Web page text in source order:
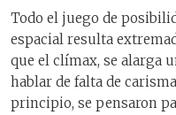
Todo el juego de
espacial resulta
que el clímax, se alarga
hablar de falta de
principio, se pensaron